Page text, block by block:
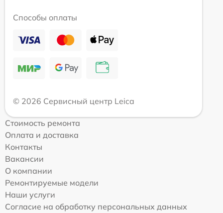
Способы оплаты
© 2026 Сервисный центр Leica
Стоимость ремонта
Оплата и доставка
Контакты
Вакансии
О компании
Ремонтируемые модели
Наши услуги
Согласие на обработку персональных данных